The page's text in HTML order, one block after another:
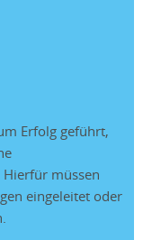
Erfolg geführt,
müssen
eingeleitet oder